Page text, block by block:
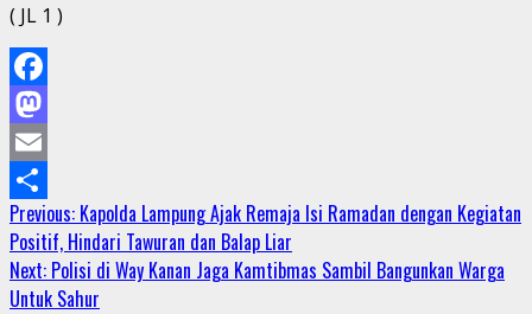
( JL 1 )
Facebook
Mastodon
Email
Share
Continue
Reading
Previous: Kapolda Lampung Ajak Remaja Isi Ramadan dengan Kegiatan
Positif, Hindari Tawuran dan Balap Liar
Next: Polisi di Way Kanan Jaga Kamtibmas Sambil Bangunkan Warga
Untuk Sahur